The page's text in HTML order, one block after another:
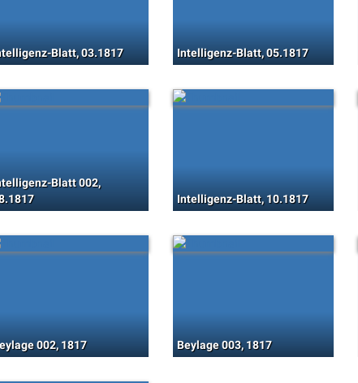
Blatt, 03.1817 Intelligenz-Blatt, 05.1817
Blatt 002,
Intelligenz-Blatt, 10.1817
002, 1817 Beylage 003, 1817